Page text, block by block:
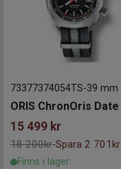
73377374054TS-39 mm
15 499 kr
18 200kr-Spara 2 701kr
Finns i lager